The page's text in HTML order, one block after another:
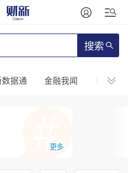
搜索
据通 金融我闻 财新
更多